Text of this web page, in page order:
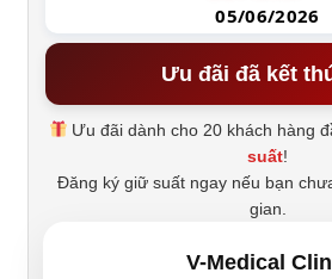
05/06/2026
Ưu đãi đã kết
Ưu đãi dành cho 20 khách hàng
suất!
Đăng ký giữ suất ngay nếu bạn
gian.
V-Medical